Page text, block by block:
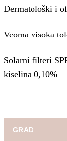
Dermatološki i
Veoma visoka
Solarni filteri
kiselina 0,10%
GRAD